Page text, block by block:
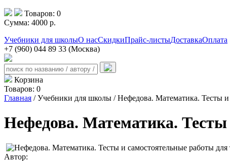
Товаров: 0
Сумма: 4000 р.
Учебники для школыО насСкидкиПрайс-листыДоставкаОплата
+7 (960) 044 89 33 (Москва)
Корзина
Товаров: 0
Главная / Учебники для школы / Нефедова. Математика. Тесты и
Нефедова. Математика. Тесты
Автор: